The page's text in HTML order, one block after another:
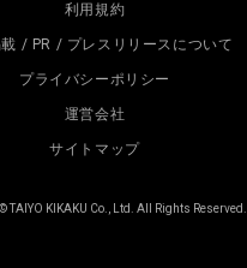
利用規約
載 / PR / プレスリリースについて
プライバシーポリシー
運営会社
サイトマップ
TAIYO KIKAKU Co., Ltd. All Rights Reserved.